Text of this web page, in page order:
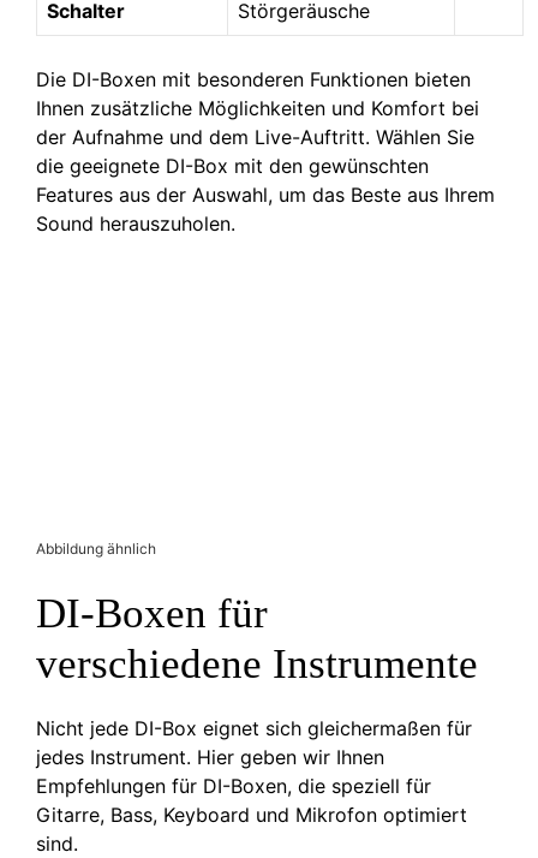
Schalter
Störgeräusche
Die DI-Boxen mit besonderen Funktionen bieten
Ihnen zusätzliche Möglichkeiten und Komfort bei
der Aufnahme und dem Live-Auftritt. Wählen Sie
die geeignete DI-Box mit den gewünschten
Features aus der Auswahl, um das Beste aus Ihrem
Sound herauszuholen.
Abbildung ähnlich
DI-Boxen für
verschiedene Instrumente
Nicht jede DI-Box eignet sich gleichermaßen für
jedes Instrument. Hier geben wir Ihnen
Empfehlungen für DI-Boxen, die speziell für
Gitarre, Bass, Keyboard und Mikrofon optimiert
sind.